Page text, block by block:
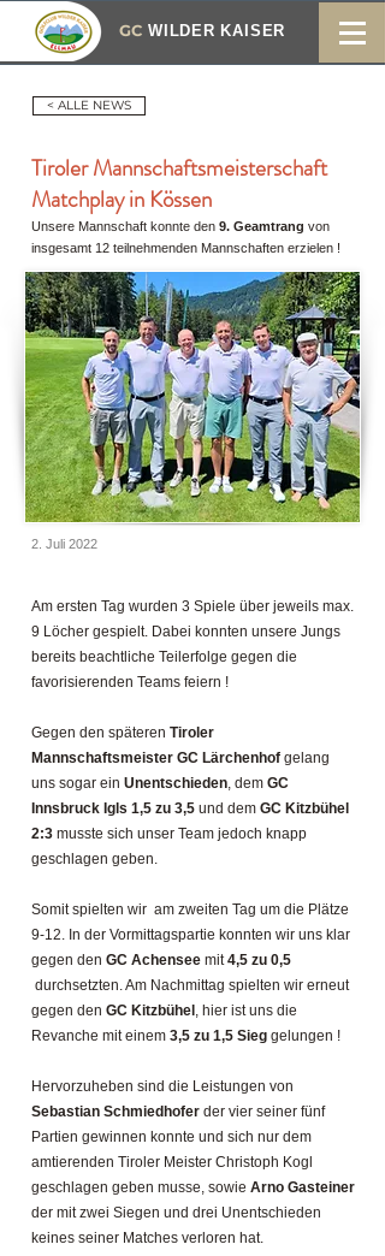
WILDER KAISER
GC
< ALLE NEWS
Tiroler Mannschaftsmeisterschaft
Matchplay in Kössen
Unsere Mannschaft konnte den 9. Geamtrang von
insgesamt 12 teilnehmenden Mannschaften erzielen !
2. Juli 2022
Am ersten Tag wurden 3 Spiele über jeweils max.
9 Löcher gespielt. Dabei konnten unsere Jungs
bereits beachtliche Teilerfolge gegen die
favorisierenden Teams feiern !
Gegen den späteren Tiroler
Mannschaftsmeister GC Lärchenhof gelang
uns sogar ein Unentschieden, dem GC
Innsbruck Igls 1,5 zu 3,5 und dem GC Kitzbühel
2:3 musste sich unser Team jedoch knapp
geschlagen geben.
Somit spielten wir am zweiten Tag um die Plätze
9-12. In der Vormittagspartie konnten wir uns klar
gegen den GC Achensee mit4,5 zu 0,5
durchsetzten. Am Nachmittag spielten wir erneut
gegen den GC Kitzbühel , hier ist uns die
Revanche mit einem 3,5 zu 1,5 Sieg gelungen !
Hervorzuheben sind die Leistungen von
Sebastian Schmiedhofer der vier seiner fünf
Partien gewinnen konnte und sich nur dem
amtierenden Tiroler Meister Christoph Kogl
geschlagen geben musse, sowie Arno Gasteiner
der mit zwei Siegen und drei Unentschieden
keines seiner Matches verloren hat.